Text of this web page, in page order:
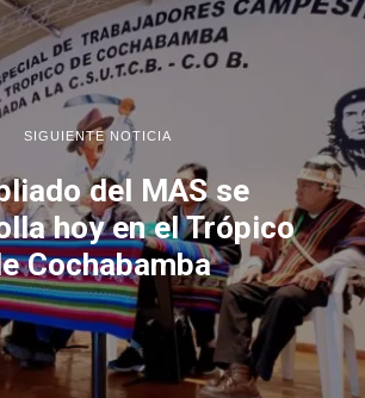
SIGUIENTE NOTICIA
del MAS se
hoy en el Trópico
Cochabamba